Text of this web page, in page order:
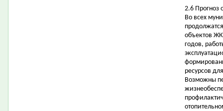
2.6 Прогноз
Во всех
объектов
годов,
ресурсов
Возможны